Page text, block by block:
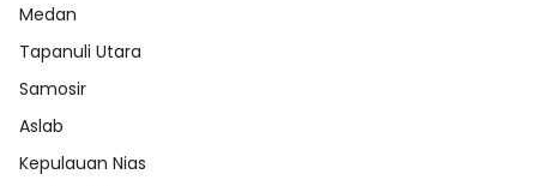
Medan
Tapanuli Utara
Samosir
Aslab
Kepulauan Nias